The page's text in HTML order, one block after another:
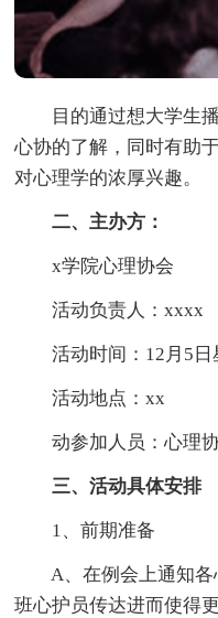
目的通过想大学生播
心协的了解，同时有助
对心理学的浓厚兴趣。
二、主办方：
x学院心理协会
活动负责人：xxxx
活动时间：12月5日
活动地点：xx
动参加人员：心理协
三、活动具体安排
1、前期准备
A、在例会上通知各
班心护员传达进而使得